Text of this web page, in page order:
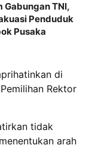
Gabungan TNI,
Penduduk
Pusaka
di
Rektor
tidak
arah